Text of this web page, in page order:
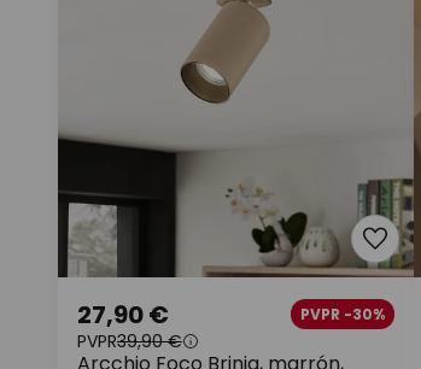
Arcchio Foco Brinja, marrón,
27,90 € PVPR -30%
PVPR39,90 €